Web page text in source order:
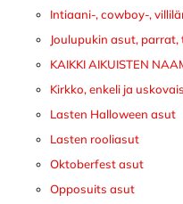
Intiaani-, cowboy-,
Joulupukin asut,
KAIKKI AIKUISTEN
Kirkko, enkeli ja
Lasten Halloween asut
Lasten rooliasut
Oktoberfest asut
Opposuits asut